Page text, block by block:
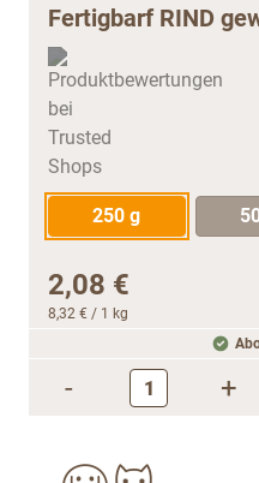
Fertigbarf RIND
250 g
2,08 €
8,32 € / 1 kg
- +